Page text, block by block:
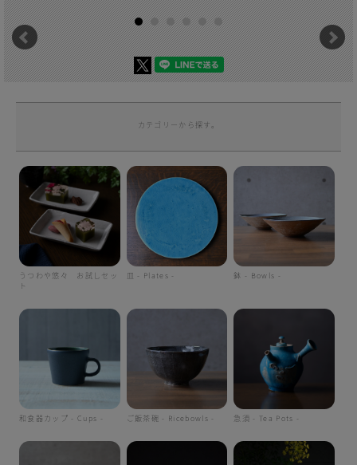
カテゴリーから探す。
うつわや悠々 お試しセッ
ト
皿 - Plates - 鉢 - Bowls -
和食器カップ - Cups - ご飯茶碗 - Ricebowls - 急須 - Tea Pots -